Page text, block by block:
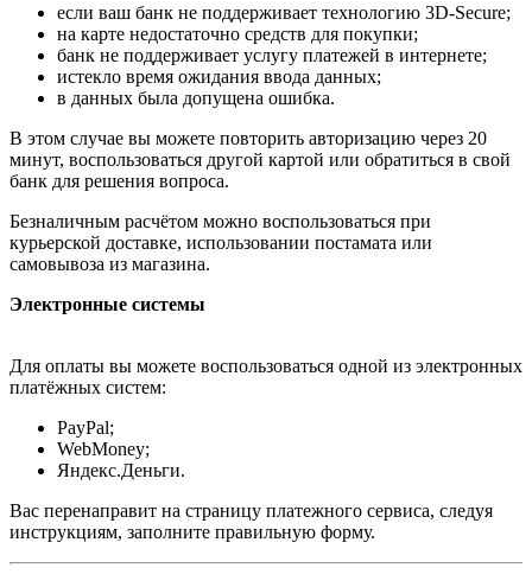
если ваш банк не поддерживает технологию 3D-Secure;
на карте недостаточно средств для покупки;
банк не поддерживает услугу платежей в интернете;
истекло время ожидания ввода данных;
в данных была допущена ошибка.
В этом случае вы можете повторить авторизацию через 20
минут, воспользоваться другой картой или обратиться в свой
банк для решения вопроса.
Безналичным расчётом можно воспользоваться при
курьерской доставке, использовании постамата или
самовывоза из магазина.
Электронные системы
Для оплаты вы можете воспользоваться одной из электронных
платёжных систем:
PayPal;
WebMoney;
Яндекс.Деньги.
Вас перенаправит на страницу платежного сервиса, следуя
инструкциям, заполните правильную форму.